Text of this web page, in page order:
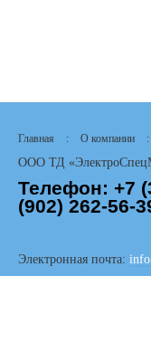
Главная : О компании :
ООО ТД
Телефон: +7
(902) 262-56-
Электронная почта: